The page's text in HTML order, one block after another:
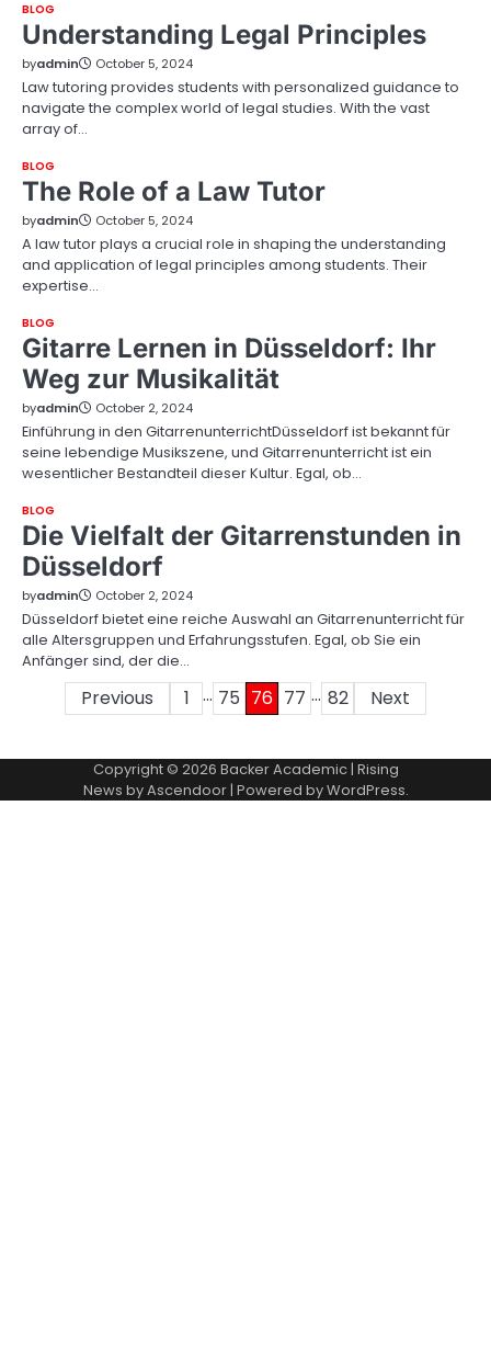
BLOG
Understanding Legal Principles
byadmin October 5, 2024
Law tutoring provides students with personalized guidance to
navigate the complex world of legal studies. With the vast
array of…
BLOG
The Role of a Law Tutor
byadmin October 5, 2024
A law tutor plays a crucial role in shaping the understanding
and application of legal principles among students. Their
expertise…
BLOG
Gitarre Lernen in Düsseldorf: Ihr
Weg zur Musikalität
byadmin October 2, 2024
Einführung in den GitarrenunterrichtDüsseldorf ist bekannt für
seine lebendige Musikszene, und Gitarrenunterricht ist ein
wesentlicher Bestandteil dieser Kultur. Egal, ob…
BLOG
Die Vielfalt der Gitarrenstunden in
Düsseldorf
byadmin October 2, 2024
Düsseldorf bietet eine reiche Auswahl an Gitarrenunterricht für
alle Altersgruppen und Erfahrungsstufen. Egal, ob Sie ein
Anfänger sind, der die…
PostsPrevious 1 … 75 76 77 … 82 Next
Copyright © 2026 Backer Academic| Rising
News byAscendoor| Powered byWordPress.